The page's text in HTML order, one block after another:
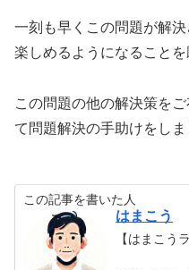
一刻も早くこの問題が解
楽しめるようになることを
この問題の他の解決策を
て問題解決の手助けをしま
この記事を書いた人
はまこう
【はまこう